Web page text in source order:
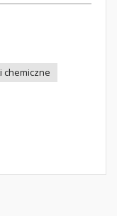
chemiczne